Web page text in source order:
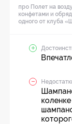
про Полет на
конфетами и
одного от клуба